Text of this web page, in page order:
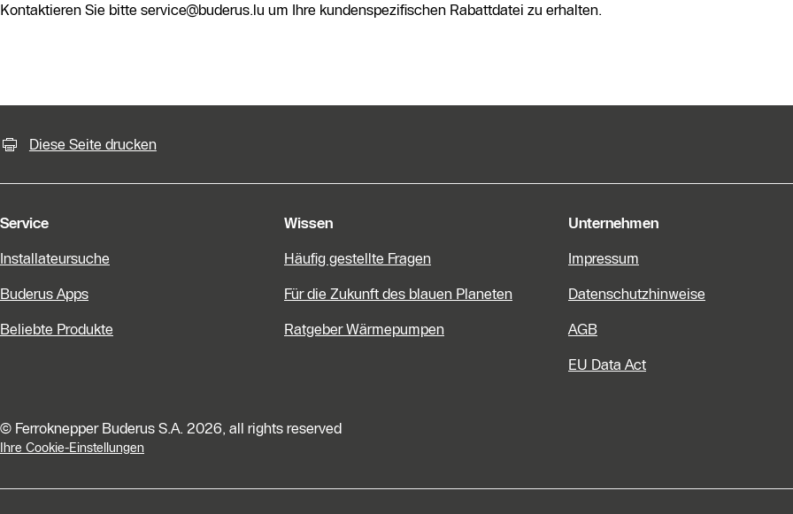
Kontaktieren Sie bitte service@buderus.lu um Ihre kundenspezifischen Rabattdatei zu erhalten.
Diese Seite drucken
Service
Installateursuche
Buderus Apps
Beliebte Produkte
Wissen
Häufig gestellte Fragen
Für die Zukunft des blauen Planeten
Ratgeber Wärmepumpen
Unternehmen
Impressum
Datenschutzhinweise
AGB
EU Data Act
© Ferroknepper Buderus S.A. 2026, all rights reserved
Ihre Cookie-Einstellungen